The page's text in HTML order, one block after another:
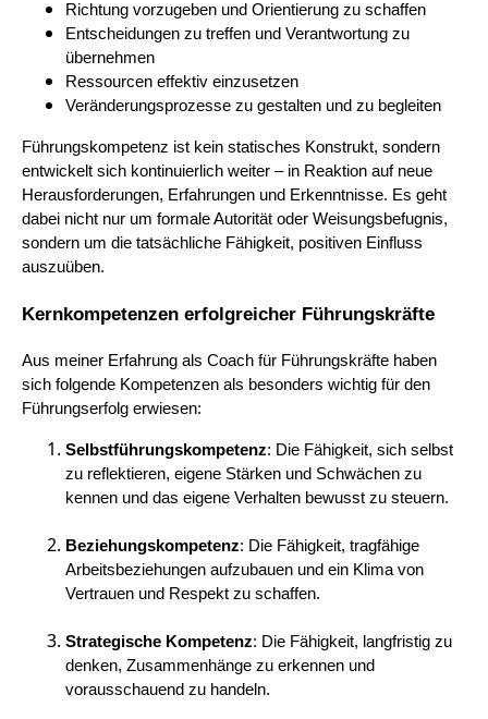
Richtung vorzugeben und Orientierung zu schaffen
Entscheidungen zu treffen und Verantwortung zu
übernehmen
Ressourcen effektiv einzusetzen
Veränderungsprozesse zu gestalten und zu begleiten
Führungskompetenz ist kein statisches Konstrukt, sondern
entwickelt sich kontinuierlich weiter – in Reaktion auf neue
Herausforderungen, Erfahrungen und Erkenntnisse. Es geht
dabei nicht nur um formale Autorität oder Weisungsbefugnis,
sondern um die tatsächliche Fähigkeit, positiven Einfluss
auszuüben.
Kernkompetenzen erfolgreicher Führungskräfte
Aus meiner Erfahrung als Coach für Führungskräfte haben
sich folgende Kompetenzen als besonders wichtig für den
Führungserfolg erwiesen:
Selbstführungskompetenz: Die Fähigkeit, sich selbst
zu reflektieren, eigene Stärken und Schwächen zu
kennen und das eigene Verhalten bewusst zu steuern.
Beziehungskompetenz: Die Fähigkeit, tragfähige
Arbeitsbeziehungen aufzubauen und ein Klima von
Vertrauen und Respekt zu schaffen.
Strategische Kompetenz: Die Fähigkeit, langfristig zu
denken, Zusammenhänge zu erkennen und
vorausschauend zu handeln.